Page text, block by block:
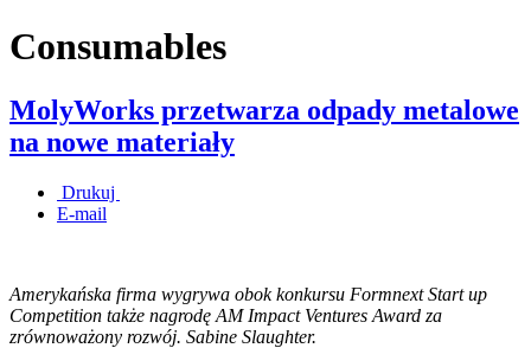
Consumables
MolyWorks przetwarza odpady metalowe
na nowe materiały
Drukuj
E-mail
Amerykańska firma wygrywa obok konkursu Formnext Start up
Competition także nagrodę AM Impact Ventures Award za
zrównoważony rozwój. Sabine Slaughter.